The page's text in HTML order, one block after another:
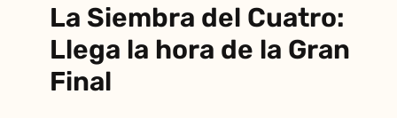
La Siembra del Cuatro:
Llega la hora de la Gran
Final